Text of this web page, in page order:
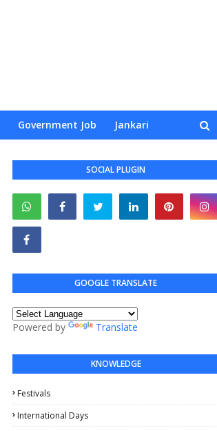
Government Job Jankari
SOCIAL PLUGIN
GOOGLE TRANSLATE
Powered by Translate
KNOWLEDGE
Festivals
International Days